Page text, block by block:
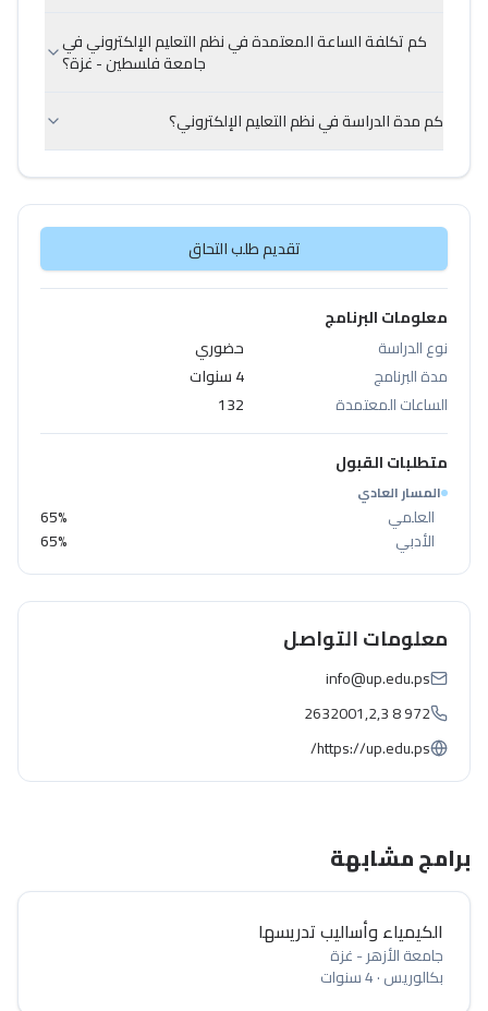
كم تكلفة الساعة المعتمدة في نظم التعليم الإلكتروني في
جامعة فلسطين - غزة؟
كم مدة الدراسة في نظم التعليم الإلكتروني؟
تقديم طلب التحاق
معلومات البرنامج
نوع الدراسة
حضوري
مدة البرنامج
4 سنوات
الساعات المعتمدة
132
متطلبات القبول
المسار العادي
العلمي
65%
الأدبي
65%
معلومات التواصل
info@up.edu.ps
2632001,2,3 8 972
https://up.edu.ps/
برامج مشابهة
الكيمياء وأساليب تدريسها
جامعة الأزهر - غزة
بكالوريس·4 سنوات